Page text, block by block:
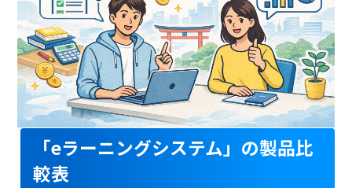
「eラーニングシステム」の製品比
較表